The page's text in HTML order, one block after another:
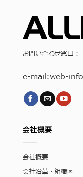
お問い合わせ窓口：
e-mail:web-info
会社概要
会社概要
会社沿革・組織図